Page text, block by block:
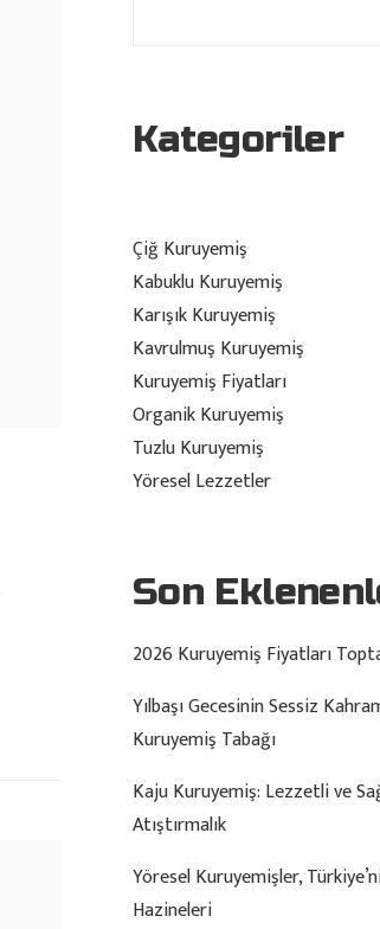
Kategoriler
Çiğ Kuruyemiş
Kabuklu Kuruyemiş
Karışık Kuruyemiş
Kavrulmuş Kuruyemiş
Kuruyemiş Fiyatları
Organik Kuruyemiş
Tuzlu Kuruyemiş
Yöresel Lezzetler
Son
2026 Kuruyemiş Fiyatları
Yılbaşı Gecesinin Sessiz
Kuruyemiş Tabağı
Kaju Kuruyemiş: Lezzetli ve
Atıştırmalık
Yöresel Kuruyemişler,
Hazineleri